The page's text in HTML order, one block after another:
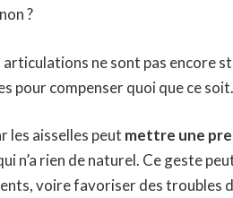
?
articulations ne sont pas encore
pour compenser quoi que ce soit.
les aisselles peut mettre une
n’a rien de naturel. Ce geste
voire favoriser des troubles